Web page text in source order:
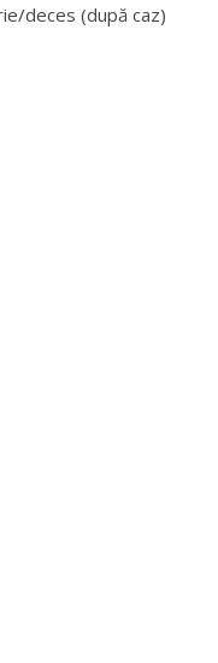
deces (după caz)